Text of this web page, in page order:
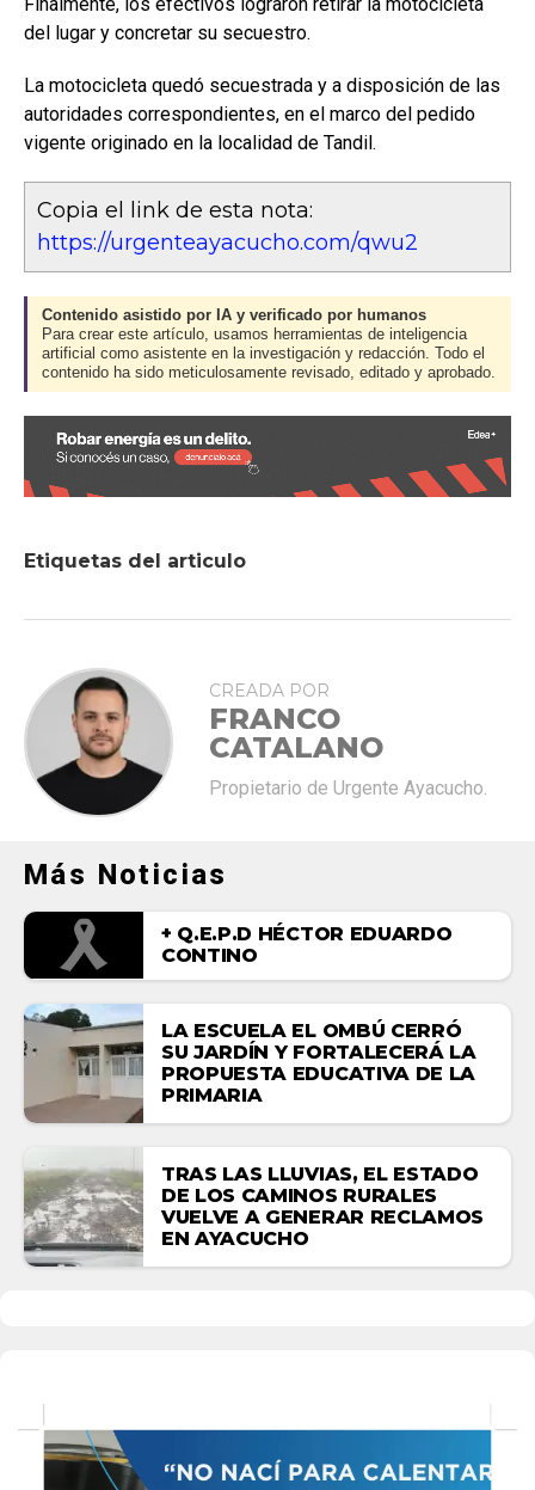
Finalmente, los efectivos lograron retirar la motocicleta
del lugar y concretar su secuestro.
La motocicleta quedó secuestrada y a disposición de las
autoridades correspondientes, en el marco del pedido
vigente originado en la localidad de Tandil.
Copia el link de esta nota:
https://urgenteayacucho.com/qwu2
Contenido asistido por IA y verificado por humanos
Para crear este artículo, usamos herramientas de inteligencia
artificial como asistente en la investigación y redacción. Todo el
contenido ha sido meticulosamente revisado, editado y aprobado.
Etiquetas del articulo
CREADA POR
FRANCO
CATALANO
Propietario de Urgente Ayacucho.
Más Noticias
+ Q.E.P.D HÉCTOR EDUARDO
CONTINO
LA ESCUELA EL OMBÚ CERRÓ
SU JARDÍN Y FORTALECERÁ LA
PROPUESTA EDUCATIVA DE LA
PRIMARIA
TRAS LAS LLUVIAS, EL ESTADO
DE LOS CAMINOS RURALES
VUELVE A GENERAR RECLAMOS
EN AYACUCHO